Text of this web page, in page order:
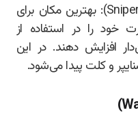
اسنایپر ترینینگ (Sniper Training): بهترین مکان برای
خود را در استفاده از
افزایش دهند. در این